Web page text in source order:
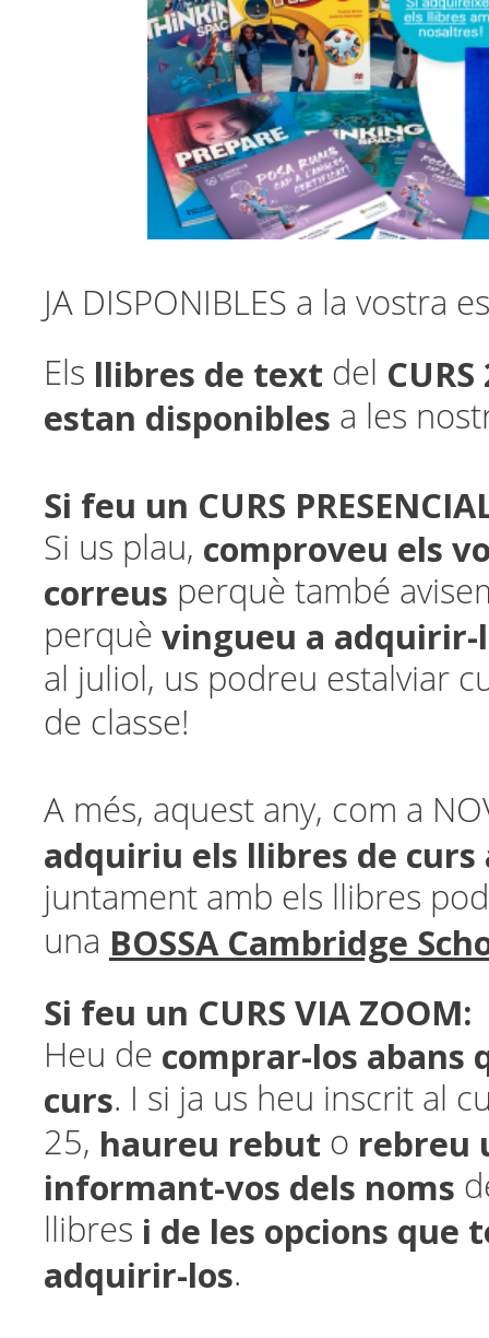
JA DISPONIBLES a la vostra
Els llibres de text del
estan disponibles a les
Si feu un CURS
Si us plau, comproveu els
correus perquè també
perquè vingueu a adquirir-
al juliol, us podreu estalviar
de classe!
A més, aquest any, com a
adquiriu els llibres de
juntament amb els llibres
una BOSSA Cambridge
Si feu un CURS VIA ZOOM:
Heu de comprar-los abans
curs. I si ja us heu inscrit al
25, haureu rebut o rebreu
informant-vos dels noms
llibres i de les opcions que
adquirir-los.